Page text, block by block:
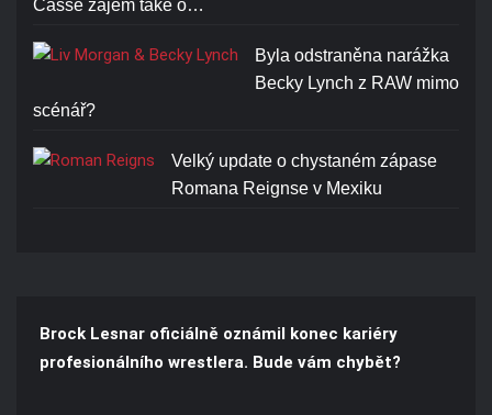
Casse zájem také o…
Byla odstraněna narážka
Becky Lynch z RAW mimo
scénář?
Velký update o chystaném zápase
Romana Reignse v Mexiku
Brock Lesnar oficiálně oznámil konec kariéry
profesionálního wrestlera. Bude vám chybět?